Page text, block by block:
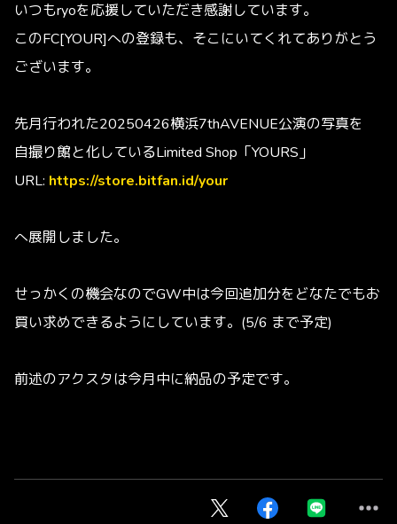
いつもryoを応援していただき感謝しています。
このFC[YOUR]への登録も、そこにいてくれてありがとう
ございます。
先月行われた20250426横浜7thAVENUE公演の写真を
自撮り館と化しているLimited Shop「YOURS」
URL: https://store.bitfan.id/your
へ展開しました。
せっかくの機会なのでGW中は今回追加分をどなたでもお
買い求めできるようにしています。(5/6 まで予定)
前述のアクスタは今月中に納品の予定です。